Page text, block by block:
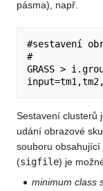
pásma), např.
#sestavení
#
GRASS >
Sestavení clusterů
udání obrazové
souboru
(sigfile) je
minimum class